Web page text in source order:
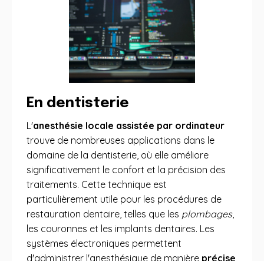
En dentisterie
L'anesthésie locale assistée par ordinateur
trouve de nombreuses applications dans le
domaine de la dentisterie, où elle améliore
significativement le confort et la précision des
traitements. Cette technique est
particulièrement utile pour les procédures de
restauration dentaire, telles que les plombages,
les couronnes et les implants dentaires. Les
systèmes électroniques permettent
d'administrer l'anesthésique de manière précise